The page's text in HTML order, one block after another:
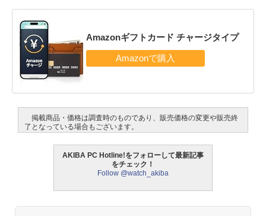
Amazonギフトカード チャージタイプ
掲載商品・価格は調査時のものであり、販売価格の変更や販売終
了となっている場合もございます。
AKIBA PC Hotline!をフォローして最新記事
をチェック！
Follow @watch_akiba